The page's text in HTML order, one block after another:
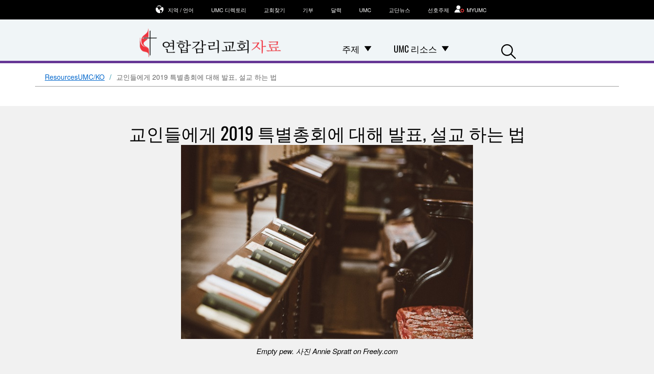
주제 UMC 리소스
지역 / 언어 UMC 디렉토리 교회찾기 기부 달력 UMC 교단뉴스 선호주제 MYUMC
Search
ResourcesUMC/KO 교인들에게 2019 특별총회에 대해 발표, 설교 하는 법
교인들에게 2019 특별총회에 대해 발표, 설교 하는 법
Empty pew. 사진 Annie Spratt on Freely.com